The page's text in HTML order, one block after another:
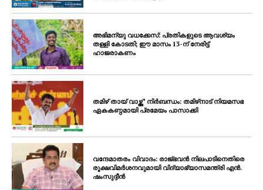
അഭിമന്യു വധക്കേസ്: പ്രതികളുടെ ആവശ്യം
തള്ളി കോടതി; ഈ മാസം 13-ന് നേരിട്ട്
ഹാജരാകണം
തമിഴ് തായ് വാഴ്ത്ത്’ നിർബന്ധം: തമിഴ്‌നാട് നിയമസഭ
ഏകകണ്ഠമായി പ്രമേയം പാസാക്കി
വന്ദേമാതരം വിവാദം: രാജ്ഭവൻ നിലപാടിനെതിരെ
രൂക്ഷവിമർശനവുമായി വിദ്യാഭ്യാസമന്ത്രി എൻ.
ഷംസുദ്ദീൻ